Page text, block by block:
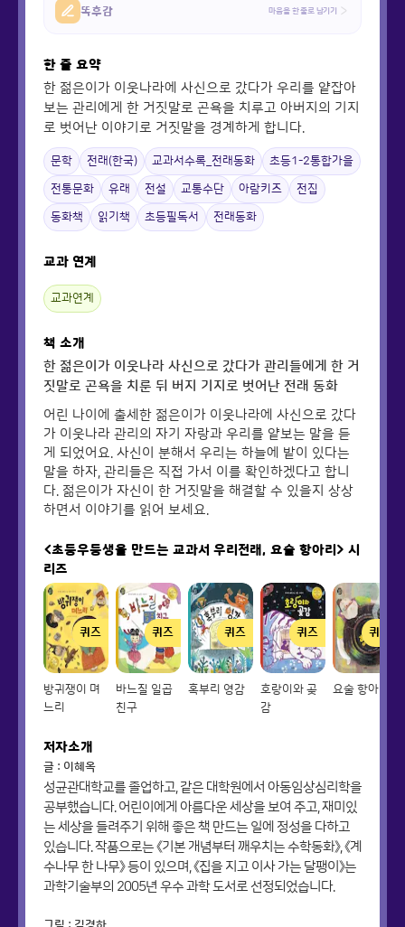
똑후감 마음을 한 줄로 남기기
한 줄 요약
한 젊은이가 이웃나라에 사신으로 갔다가 우리를 얕잡아
보는 관리에게 한 거짓말로 곤욕을 치루고 아버지의 기지
로 벗어난 이야기로 거짓말을 경계하게 합니다.
문학 전래(한국) 교과서수록_전래동화 초등1-2통합가을
전통문화 유래 전설 교통수단 아람키즈 전집
동화책 읽기책 초등필독서 전래동화
교과 연계
교과연계
책 소개
한 젊은이가 이웃나라 사신으로 갔다가 관리들에게 한 거
짓말로 곤욕을 치룬 뒤 버지 기지로 벗어난 전래 동화
어린 나이에 출세한 젊은이가 이웃나라에 사신으로 갔다
가 이웃나라 관리의 자기 자랑과 우리를 얕보는 말을 듣
게 되었어요. 사신이 분해서 우리는 하늘에 밭이 있다는
말을 하자, 관리들은 직접 가서 이를 확인하겠다고 합니
다. 젊은이가 자신이 한 거짓말을 해결할 수 있을지 상상
하면서 이야기를 읽어 보세요.
<초등우등생을 만드는 교과서 우리전래, 요술 항아리> 시
리즈
퀴즈
방귀쟁이 며
느리
퀴즈
바느질 일곱
친구
퀴즈
혹부리 영감
퀴즈
호랑이와 곶
감
퀴즈
요술 항아리
저자소개
글 : 이혜옥
성균관대학교를 졸업하고, 같은 대학원에서 아동임상심리학을
공부했습니다. 어린이에게 아름다운 세상을 보여 주고, 재미있
는 세상을 들려주기 위해 좋은 책 만드는 일에 정성을 다하고
있습니다. 작품으로는 《기본 개념부터 깨우치는 수학동화》, 《계
수나무 한 나무》 등이 있으며, 《집을 지고 이사 가는 달팽이》는
과학기술부의 2005년 우수 과학 도서로 선정되었습니다.